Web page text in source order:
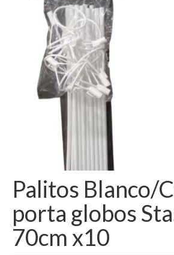
Como Registrarse
Finalizar compra
Palitos Blanco/
porta globos
70cm x10